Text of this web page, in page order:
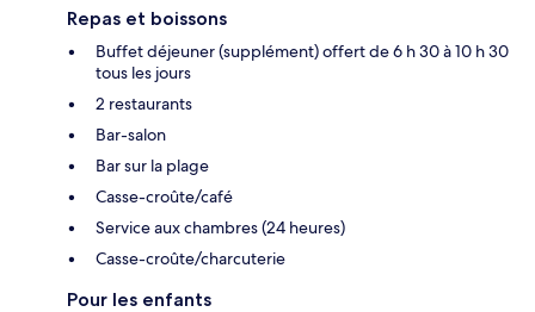
Repas et boissons
Buffet déjeuner (supplément) offert de 6 h 30 à 10 h 30
tous les jours
2 restaurants
Bar-salon
Bar sur la plage
Casse-croûte/café
Service aux chambres (24 heures)
Casse-croûte/charcuterie
Pour les enfants